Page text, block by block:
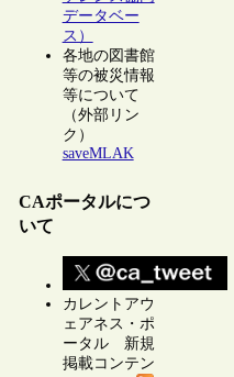
データベー
ス）
各地の図書館
等の被災情報
等について
（外部リン
ク）
saveMLAK
CAポータルにつ
いて
カレントアウ
ェアネス・ポ
ータル 新規
掲載コンテン